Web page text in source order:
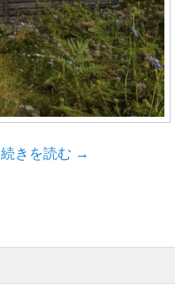
続きを読む →